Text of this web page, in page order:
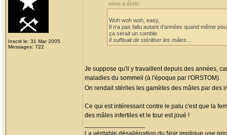
Inscrit le: 31 Mar 2005
Messages: 722
nino a écrit:
Woh woh woh, easy,
Il n'a pas fallu autant d'années quand même
ça serait un comble.
Il suffisait de stériliser les mâles....
Je suppose qu'il y travaillent depuis des années,
maladies du sommeil (à l'époque par l'ORSTOM).
On rendait stériles les gamètes des mâles par
Ce qui est intéressant contre le palu c'est que la
des mâles infertiles et le tour est joué !
La véritable désaliénation du Noir implique une